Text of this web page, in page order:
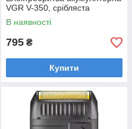
VGR V-350, срібляста
В наявності
795 ₴
Купити